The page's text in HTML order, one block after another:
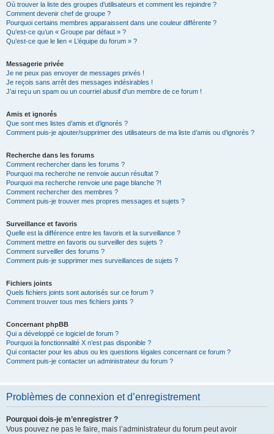
Où trouver la liste des groupes d’utilisateurs et comment les rejoindre ?
Comment devenir chef de groupe ?
Pourquoi certains membres apparaissent dans une couleur différente ?
Qu’est-ce qu’un « Groupe par défaut » ?
Qu’est-ce que le lien « L’équipe du forum » ?
Messagerie privée
Je ne peux pas envoyer de messages privés !
Je reçois sans arrêt des messages indésirables !
J’ai reçu un spam ou un courriel abusif d’un membre de ce forum !
Amis et ignorés
Que sont mes listes d’amis et d’ignorés ?
Comment puis-je ajouter/supprimer des utilisateurs de ma liste d’amis ou d’ignorés ?
Recherche dans les forums
Comment rechercher dans les forums ?
Pourquoi ma recherche ne renvoie aucun résultat ?
Pourquoi ma recherche renvoie une page blanche ?!
Comment rechercher des membres ?
Comment puis-je trouver mes propres messages et sujets ?
Surveillance et favoris
Quelle est la différence entre les favoris et la surveillance ?
Comment mettre en favoris ou surveiller des sujets ?
Comment surveiller des forums ?
Comment puis-je supprimer mes surveillances de sujets ?
Fichiers joints
Quels fichiers joints sont autorisés sur ce forum ?
Comment trouver tous mes fichiers joints ?
Concernant phpBB
Qui a développé ce logiciel de forum ?
Pourquoi la fonctionnalité X n’est pas disponible ?
Qui contacter pour les abus ou les questions légales concernant ce forum ?
Comment puis-je contacter un administrateur du forum ?
Problèmes de connexion et d’enregistrement
Pourquoi dois-je m’enregistrer ?
Vous pouvez ne pas le faire, mais l’administrateur du forum peut avoir